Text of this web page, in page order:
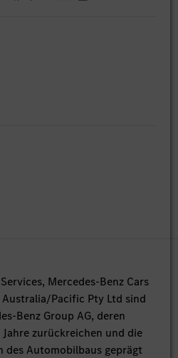
Mercedes-Benz Cars
Australia/Pacific Pty Ltd sind
Benz Group AG, deren
zurückreichen und die
des Automobilbaus geprägt